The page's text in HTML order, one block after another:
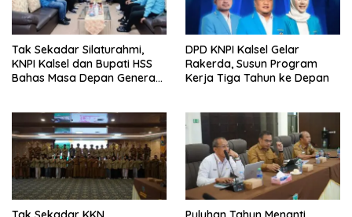
Tak Sekadar Silaturahmi,
KNPI Kalsel dan Bupati HSS
Bahas Masa Depan Generasi
DPD KNPI Kalsel Gelar
Rakerda, Susun Program
Kerja Tiga Tahun ke Depan